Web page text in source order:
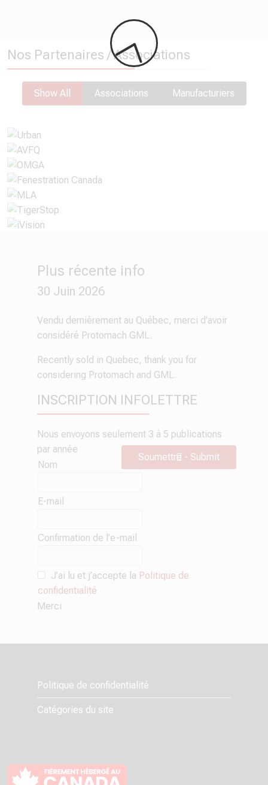
Nos Partenaires / Associations
Show All Associations Manufacturiers
Plus récente info
30 Juin 2026
Vendu dernièrement au Québec, merci d'avoir
considéré Protomach GML.
Recently sold in Quebec, thank you for
considering Protomach and GML.
INSCRIPTION INFOLETTRE
Nous envoyons seulement 3 à 5 publications
par année
Nom
E-mail
Confirmation de l’e-mail
J’ai lu et j’accepte la Politique de
confidentialité
Soumettre - Submit
Merci
Politique de confidentialité
Catégories du site